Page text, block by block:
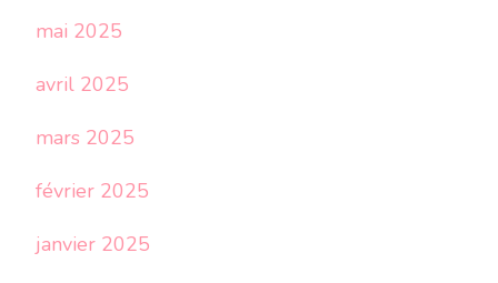
mai 2025
avril 2025
mars 2025
février 2025
janvier 2025